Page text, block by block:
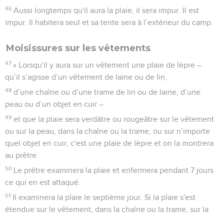
46 Aussi longtemps qu'il aura la plaie, il sera impur. Il est
impur. Il habitera seul et sa tente sera à l’extérieur du camp.
Moisissures sur les vêtements
47 » Lorsqu'il y aura sur un vêtement une plaie de lèpre –
qu’il s’agisse d’un vêtement de laine ou de lin,
48 d’une chaîne ou d’une trame de lin ou de laine, d’une
peau ou d’un objet en cuir –
49 et que la plaie sera verdâtre ou rougeâtre sur le vêtement
ou sur la peau, dans la chaîne ou la trame, ou sur n’importe
quel objet en cuir, c'est une plaie de lèpre et on la montrera
au prêtre.
50 Le prêtre examinera la plaie et enfermera pendant 7 jours
ce qui en est attaqué.
51 Il examinera la plaie le septième jour. Si la plaie s'est
étendue sur le vêtement, dans la chaîne ou la trame, sur la